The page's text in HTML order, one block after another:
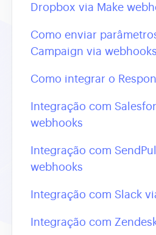
Dropbox via Make
Como enviar
Campaign via webhooks
Como integrar o
Integração com
webhooks
Integração com
webhooks
Integração com Slack
Integração com